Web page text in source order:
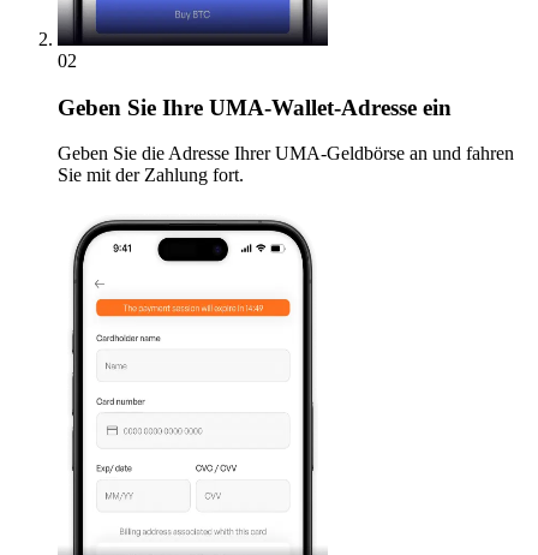
02
Geben Sie Ihre UMA-Wallet-Adresse ein
Geben Sie die Adresse Ihrer UMA-Geldbörse an und fahren
Sie mit der Zahlung fort.